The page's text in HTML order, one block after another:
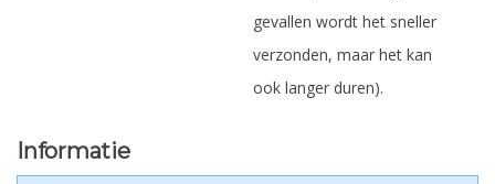
gevallen wordt het sneller
verzonden, maar het kan
ook langer duren).
Informatie